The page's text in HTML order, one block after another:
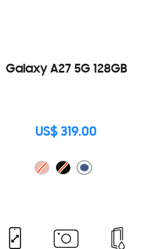
Galaxy A27 5G 128GB
US$ 319.00